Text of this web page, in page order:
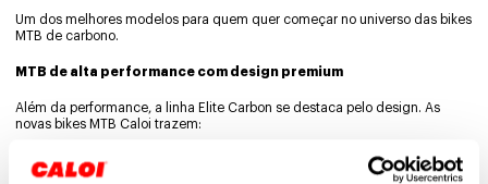
Um dos melhores modelos para quem quer começar no universo das bikes
MTB de carbono.
MTB de alta performance com design premium
Além da performance, a linha Elite Carbon se destaca pelo design. As
novas bikes MTB Caloi trazem:
Pinturas modernas e sofisticadas;
Acabamentos premium;